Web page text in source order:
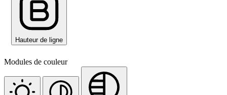
Hauteur de ligne
Modules de couleur